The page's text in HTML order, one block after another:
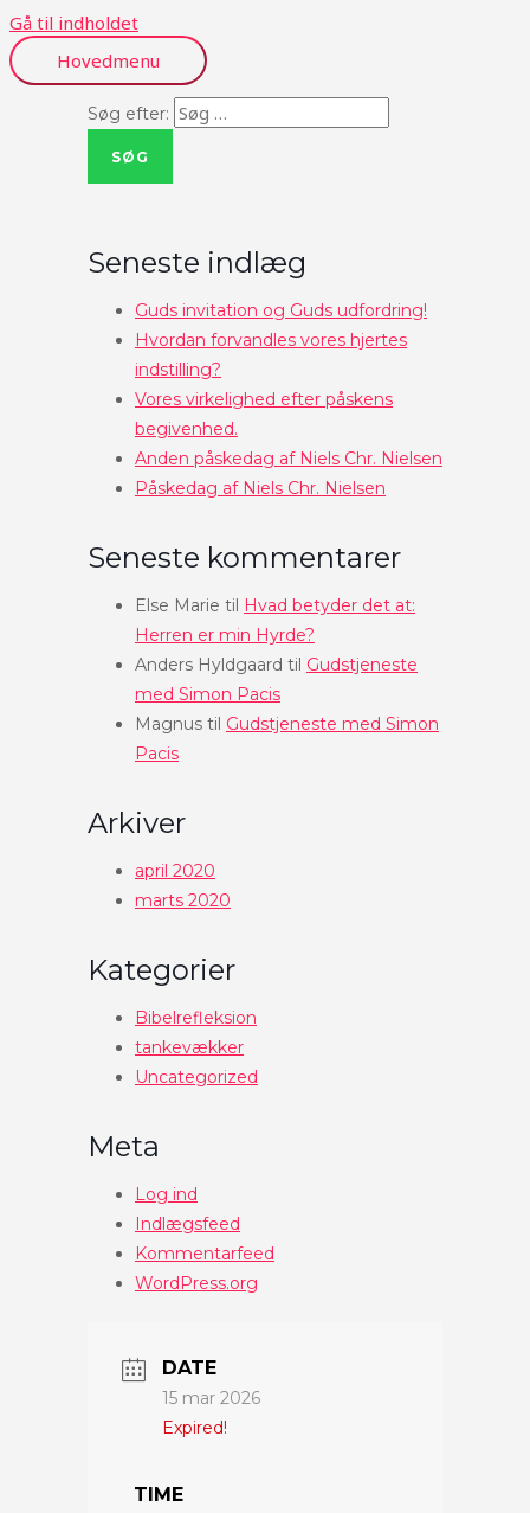
Gå til indholdet
Hovedmenu
Søg efter:
Seneste indlæg
Guds invitation og Guds udfordring!
Hvordan forvandles vores hjertes
indstilling?
Vores virkelighed efter påskens
begivenhed.
Anden påskedag af Niels Chr. Nielsen
Påskedag af Niels Chr. Nielsen
Seneste kommentarer
Else Marie til Hvad betyder det at:
Herren er min Hyrde?
Anders Hyldgaard til Gudstjeneste
med Simon Pacis
Magnus til Gudstjeneste med Simon
Pacis
Arkiver
april 2020
marts 2020
Kategorier
Bibelrefleksion
tankevækker
Uncategorized
Meta
Log ind
Indlægsfeed
Kommentarfeed
WordPress.org
DATE
15 mar 2026
Expired!
TIME